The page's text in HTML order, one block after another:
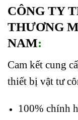
CÔNG TY
THƯƠNG
NAM:
Cam kết cung
thiết bị vật tư
100% chính